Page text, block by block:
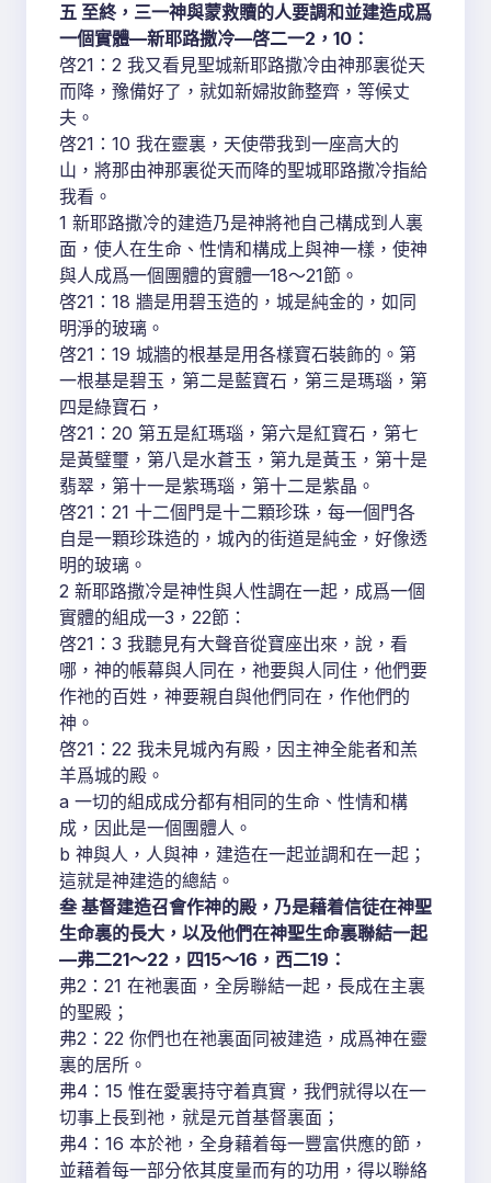
五 至終，三一神與蒙救贖的人要調和並建造成爲
一個實體—新耶路撒冷—啓二一2，10：
啓21：2 我又看見聖城新耶路撒冷由神那裏從天
而降，豫備好了，就如新婦妝飾整齊，等候丈
夫。
啓21：10 我在靈裏，天使帶我到一座高大的
山，將那由神那裏從天而降的聖城耶路撒冷指給
我看。
1 新耶路撒冷的建造乃是神將祂自己構成到人裏
面，使人在生命、性情和構成上與神一樣，使神
與人成爲一個團體的實體—18～21節。
啓21：18 牆是用碧玉造的，城是純金的，如同
明淨的玻璃。
啓21：19 城牆的根基是用各樣寶石裝飾的。第
一根基是碧玉，第二是藍寶石，第三是瑪瑙，第
四是綠寶石，
啓21：20 第五是紅瑪瑙，第六是紅寶石，第七
是黃璧璽，第八是水蒼玉，第九是黃玉，第十是
翡翠，第十一是紫瑪瑙，第十二是紫晶。
啓21：21 十二個門是十二顆珍珠，每一個門各
自是一顆珍珠造的，城內的街道是純金，好像透
明的玻璃。
2 新耶路撒冷是神性與人性調在一起，成爲一個
實體的組成—3，22節：
啓21：3 我聽見有大聲音從寶座出來，說，看
哪，神的帳幕與人同在，祂要與人同住，他們要
作祂的百姓，神要親自與他們同在，作他們的
神。
啓21：22 我未見城內有殿，因主神全能者和羔
羊爲城的殿。
a 一切的組成成分都有相同的生命、性情和構
成，因此是一個團體人。
b 神與人，人與神，建造在一起並調和在一起；
這就是神建造的總結。
叁 基督建造召會作神的殿，乃是藉着信徒在神聖
生命裏的長大，以及他們在神聖生命裏聯結一起
—弗二21～22，四15～16，西二19：
弗2：21 在祂裏面，全房聯結一起，長成在主裏
的聖殿；
弗2：22 你們也在祂裏面同被建造，成爲神在靈
裏的居所。
弗4：15 惟在愛裏持守着真實，我們就得以在一
切事上長到祂，就是元首基督裏面；
弗4：16 本於祂，全身藉着每一豐富供應的節，
並藉着每一部分依其度量而有的功用，得以聯絡